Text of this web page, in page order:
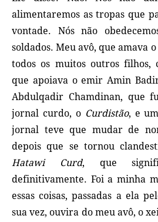
alimentaremos as tropas que
vontade. Nós não
soldados. Meu avô, que amava
todos os muitos outros filhos,
que apoiava o emir Amin
Abdulqadir Chamdinan, que
jornal curdo, o Curdistão, e
jornal teve que mudar de
depois que se tornou
Hatawi Curd, que
definitivamente. Foi a minha
essas coisas, passadas a ela
sua vez, ouvira do meu avô, o